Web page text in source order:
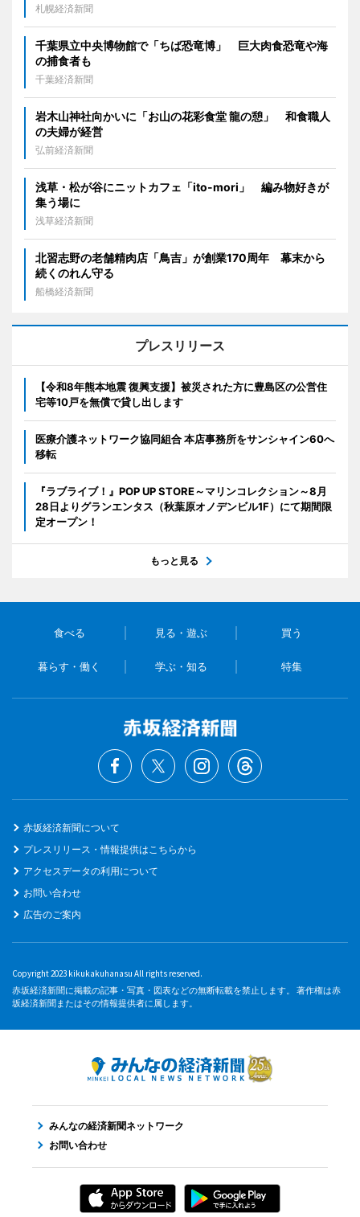
札幌経済新聞
千葉県立中央博物館で「ちば恐竜博」 巨大肉食恐竜や海
の捕食者も
千葉経済新聞
岩木山神社向かいに「お山の花彩食堂 龍の憩」 和食職人
の夫婦が経営
弘前経済新聞
浅草・松が谷にニットカフェ「ito-mori」 編み物好きが
集う場に
浅草経済新聞
北習志野の老舗精肉店「鳥吉」が創業170周年 幕末から
続くのれん守る
船橋経済新聞
プレスリリース
【令和8年熊本地震 復興支援】被災された方に豊島区の公営住
宅等10戸を無償で貸し出します
医療介護ネットワーク協同組合 本店事務所をサンシャイン60へ
移転
『ラブライブ！』POP UP STORE～マリンコレクション～8月
28日よりグランエンタス（秋葉原オノデンビル1F）にて期間限
定オープン！
もっと見る
食べる 見る・遊ぶ 買う
暮らす・働く 学ぶ・知る 特集
赤坂経済新聞について
プレスリリース・情報提供はこちらから
アクセスデータの利用について
お問い合わせ
広告のご案内
Copyright 2023 kikukakuhanasu All rights reserved.
赤坂経済新聞に掲載の記事・写真・図表などの無断転載を禁止します。 著作権は赤
坂経済新聞またはその情報提供者に属します。
みんなの経済新聞ネットワーク
お問い合わせ